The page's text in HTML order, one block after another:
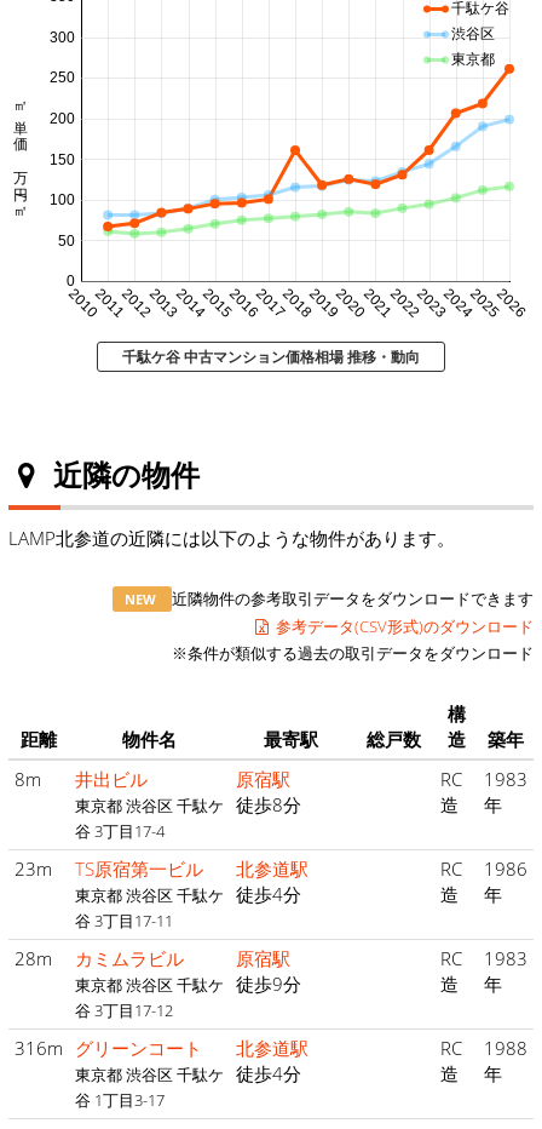
20102011201220132014201520162017201820192020202120222023202420252026
0
50
100
150
200
250
300
㎡単価 万円/㎡
千駄ケ谷
渋谷区
東京都
千駄ケ谷 中古マンション価格相場 推移・動向
近隣の物件
LAMP北参道の近隣には以下のような物件があります。
NEW
近隣物件の参考取引データをダウンロードできます
参考データ(CSV形式)のダウンロード
※条件が類似する過去の取引データをダウンロード
距離 物件名 最寄駅 総戸数
構
造
築年
8m
井出ビル
東京都 渋谷区 千駄ケ
谷 3丁目17-4
原宿駅
徒歩8分
RC
造
1983
年
23m TS原宿第一ビル
東京都 渋谷区 千駄ケ
谷 3丁目17-11
北参道駅
徒歩4分
RC
造
1986
年
28m カミムラビル
東京都 渋谷区 千駄ケ
谷 3丁目17-12
原宿駅
徒歩9分
RC
造
1983
年
316m グリーンコート
東京都 渋谷区 千駄ケ
谷 1丁目3-17
北参道駅
徒歩4分
RC
造
1988
年